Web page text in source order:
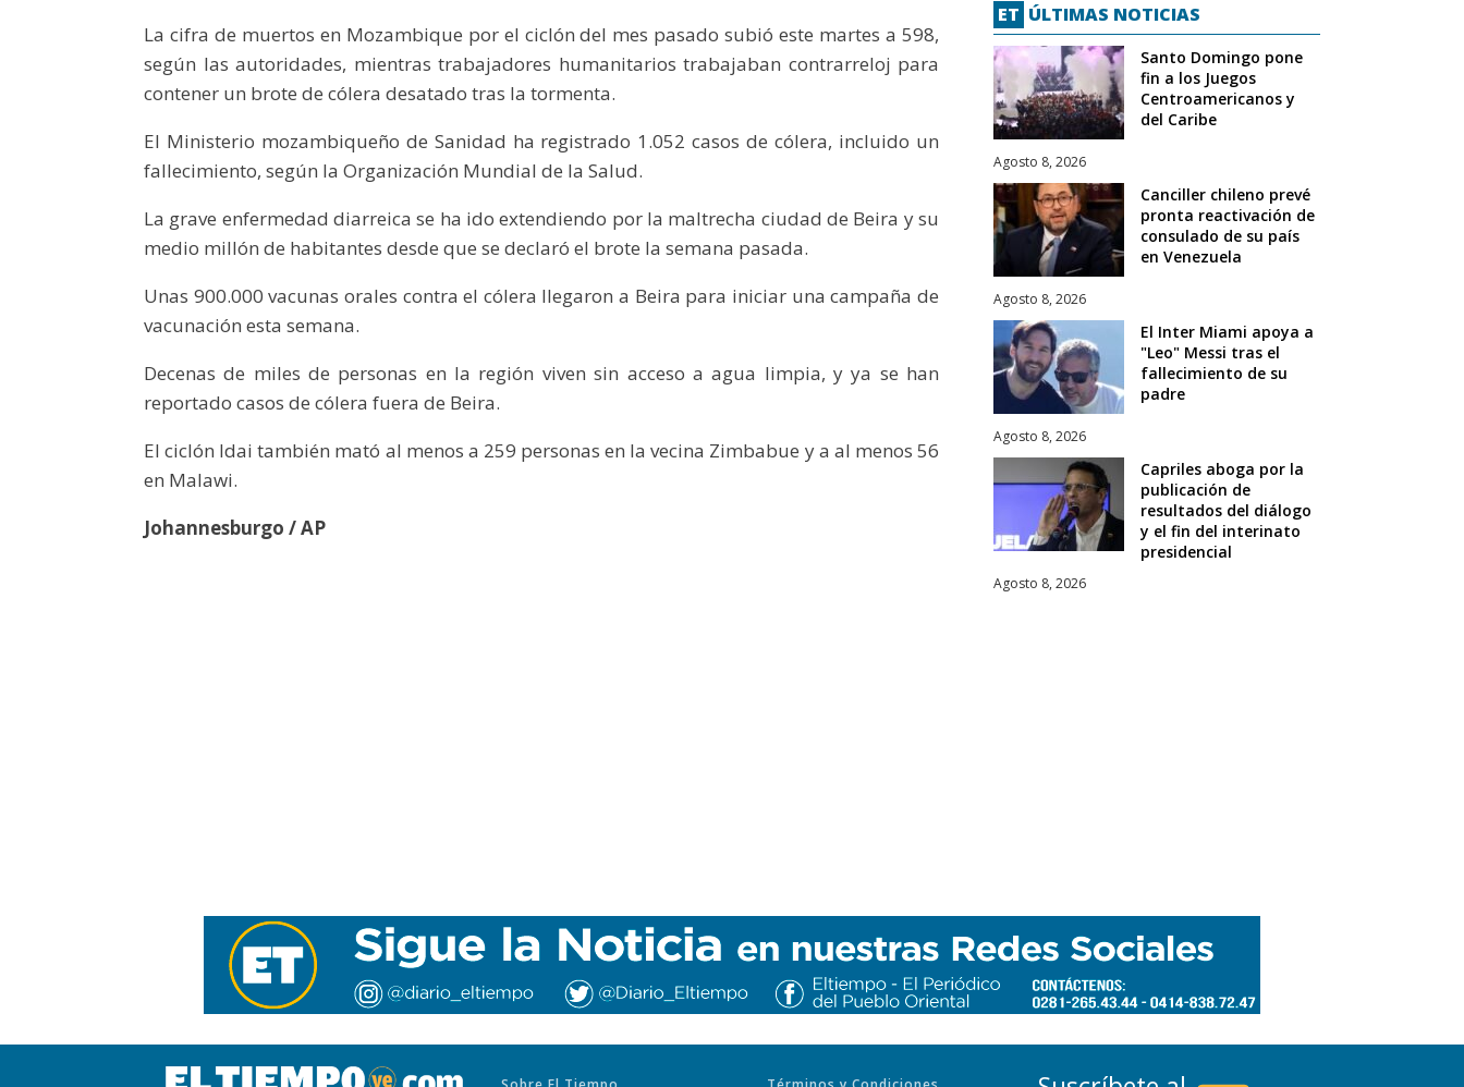
La cifra de muertos en Mozambique por el ciclón del mes pasado subió este martes a 598,
según las autoridades, mientras trabajadores humanitarios trabajaban contrarreloj para
contener un brote de cólera desatado tras la tormenta.
El Ministerio mozambiqueño de Sanidad ha registrado 1.052 casos de cólera, incluido un
fallecimiento, según la Organización Mundial de la Salud.
La grave enfermedad diarreica se ha ido extendiendo por la maltrecha ciudad de Beira y su
medio millón de habitantes desde que se declaró el brote la semana pasada.
Unas 900.000 vacunas orales contra el cólera llegaron a Beira para iniciar una campaña de
vacunación esta semana.
Decenas de miles de personas en la región viven sin acceso a agua limpia, y ya se han
reportado casos de cólera fuera de Beira.
El ciclón Idai también mató al menos a 259 personas en la vecina Zimbabue y a al menos 56
en Malawi.
Johannesburgo / AP
ET ÚLTIMAS NOTICIAS
Santo Domingo pone
fin a los Juegos
Centroamericanos y
del Caribe
Agosto 8, 2026
Canciller chileno prevé
pronta reactivación de
consulado de su país
en Venezuela
Agosto 8, 2026
El Inter Miami apoya a
"Leo" Messi tras el
fallecimiento de su
padre
Agosto 8, 2026
Capriles aboga por la
publicación de
resultados del diálogo
y el fin del interinato
presidencial
Agosto 8, 2026